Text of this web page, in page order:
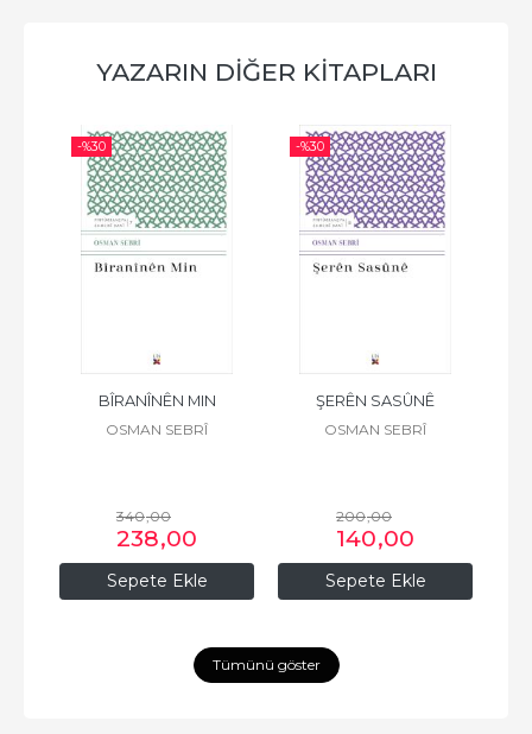
YAZARIN DİĞER KİTAPLARI
-%30
Sepete Ekle
BÎRANÎNÊN MIN
OSMAN SEBRÎ
340,00
238,00
-%30
Sepete Ekle
ŞERÊN SASÛNÊ
OSMAN SEBRÎ
200,00
140,00
Tümünü göster